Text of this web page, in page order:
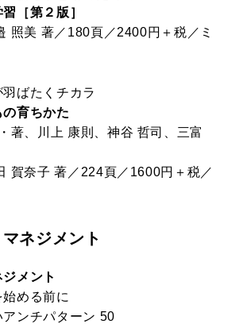
［第２版］
照美 著／180頁／2400円＋税／ミ
ばたくチカラ
育ちかた
著、川上 康則、神谷 哲司、三富
賀奈子 著／224頁／1600円＋税／
ネジメント
メント
める前に
ンチパターン 50